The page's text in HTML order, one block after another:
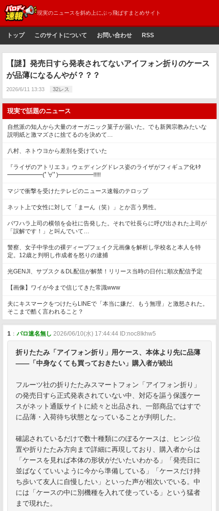
現実のニュースを斜め上にぶっ飛ばすまとめサイト
トップ このサイトについて お問い合わせ RSS
【謎】発売日すら発表されてないアイフォン折りのケース
が品薄になるんやが？？？
2026/6/11 13:33 32レス
現実で話題のニュース
自然派の知人から大量のオーガニック菓子が届いた。でも新興宗教みたいな
説明紙と激マズさに捨てるのを決めて…
八村、ネトウヨから差別を受けていた
『ライザのアトリエ３』ウェディングドレス姿のライザがフィギュア化ｷﾀ
━━━━━━(ﾟ∀ﾟ)━━━━━━!!!!!
マジで衝撃を受けたテレビのニュース速報のテロップ
ネット上で女性に対して「まーん（笑）」とか言う男性。
パワハラ上司の横領を会社に告発した。それで社長らに呼び出された上司が
「誤解です！」と叫んでいて…
警察、女子中学生の裸ディープフェイク元画像を解析し学校名と本人を特
定。12歳と判明し作成者を怒りの逮捕
光GENJI、サブスク＆DL配信が解禁！リリース当時の日付に順次配信予定
【画像】ワイが今まで信じてきた常識www
夫にキスマークをつけたらLINEで「本当に嫌だ、もう無理」と激怒された。
そこまで酷く言われること？
1 ： パロ速名無し 2026/06/10(水) 17:44:44 ID:noc8Ikhw5
折りたたみ「アイフォン折り」用ケース、本体より先に品薄
——「中身なくても買っておきたい」購入者が続出
フルーツ社の折りたたみスマートフォン「アイフォン折り」
の発売日すら正式発表されていない中、対応を謳う保護ケー
スがネット通販サイトに続々と出品され、一部商品ではすで
に品薄・入荷待ち状態となっていることが判明した。
確認されているだけで数十種類にのぼるケースは、ヒンジ位
置や折りたたみ方向まで詳細に再現しており、購入者からは
「ケースを見れば本体の形状がだいたいわかる」「発売日に
並ばなくていいように今から準備している」「ケースだけ持
ち歩いて友人に自慢したい」といった声が相次いでいる。中
には「ケースの中に別機種を入れて使っている」という猛者
まで現れた。